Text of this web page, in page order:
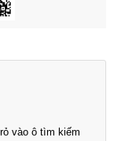
vào ô tìm kiếm